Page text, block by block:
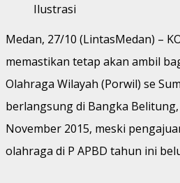
Ilustrasi
Medan, 27/10 (LintasMedan) –
memastikan tetap akan ambil
Olahraga Wilayah (Porwil) se
berlangsung di Bangka
November 2015, meski
olahraga di P APBD tahun ini